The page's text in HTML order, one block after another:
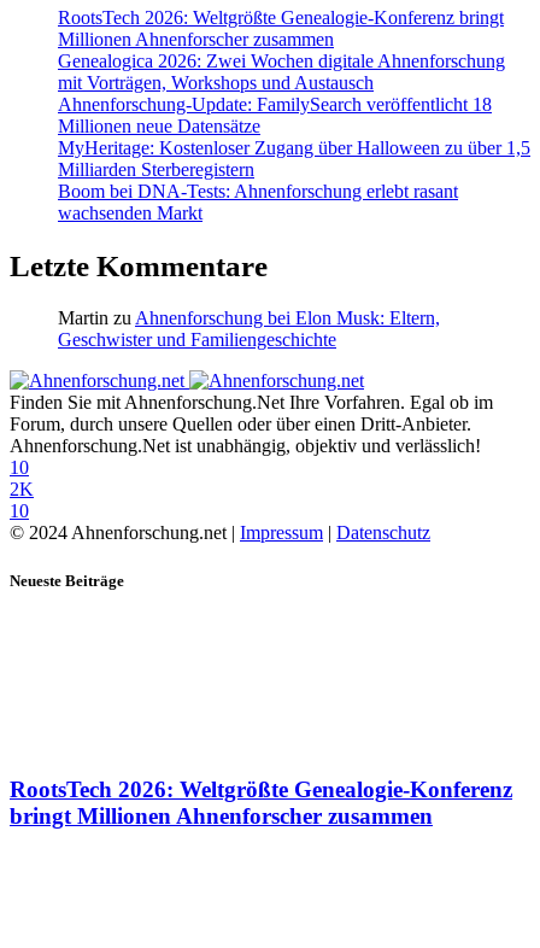
RootsTech 2026: Weltgrößte Genealogie-Konferenz bringt
Millionen Ahnenforscher zusammen
Genealogica 2026: Zwei Wochen digitale Ahnenforschung
mit Vorträgen, Workshops und Austausch
Ahnenforschung-Update: FamilySearch veröffentlicht 18
Millionen neue Datensätze
MyHeritage: Kostenloser Zugang über Halloween zu über 1,5
Milliarden Sterberegistern
Boom bei DNA-Tests: Ahnenforschung erlebt rasant
wachsenden Markt
Letzte Kommentare
Martin zu Ahnenforschung bei Elon Musk: Eltern,
Geschwister und Familiengeschichte
Finden Sie mit Ahnenforschung.Net Ihre Vorfahren. Egal ob im
Forum, durch unsere Quellen oder über einen Dritt-Anbieter.
Ahnenforschung.Net ist unabhängig, objektiv und verlässlich!
10
2K
10
© 2024 Ahnenforschung.net | Impressum | Datenschutz
Neueste Beiträge
RootsTech 2026: Weltgrößte Genealogie-Konferenz
bringt Millionen Ahnenforscher zusammen